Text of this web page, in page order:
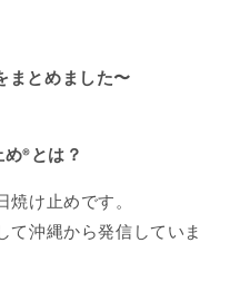
まとめました〜
®️とは？
け止めです。
て沖縄から発信していま